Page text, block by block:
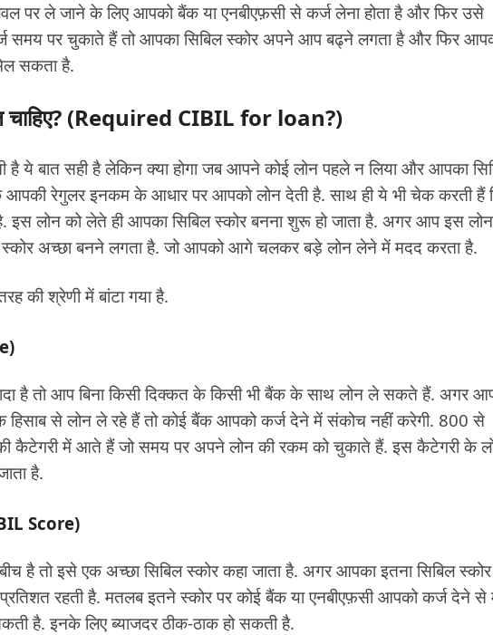
पर ले जाने के लिए आपको बैंक या एनबीएफ़सी से कर्ज लेना होता है और फिर उसे
समय पर चुकाते हैं तो आपका सिबिल स्कोर अपने आप बढ्ने लगता है और फिर
सकता है.
चाहिए? (Required CIBIL for loan?)
है ये बात सही है लेकिन क्या होगा जब आपने कोई लोन पहले न लिया और आपका
आपकी रेगुलर इनकम के आधार पर आपको लोन देती है. साथ ही ये भी चेक करती हैं
इस लोन को लेते ही आपका सिबिल स्कोर बनना शुरू हो जाता है. अगर आप इस
अच्छा बनने लगता है. जो आपको आगे चलकर बड़े लोन लेने में मदद करता है.
की श्रेणी में बांटा गया है.
है तो आप बिना किसी दिक्कत के किसी भी बैंक के साथ लोन ले सकते हैं. अगर
से लोन ले रहे हैं तो कोई बैंक आपको कर्ज देने में संकोच नहीं करेगी. 800 से
की कैटेगरी में आते हैं जो समय पर अपने लोन की रकम को चुकाते हैं. इस कैटेगरी के
है.
Score)
है तो इसे एक अच्छा सिबिल स्कोर कहा जाता है. अगर आपका इतना सिबिल
रहती है. मतलब इतने स्कोर पर कोई बैंक या एनबीएफ़सी आपको कर्ज देने से
है. इनके लिए ब्याजदर ठीक-ठाक हो सकती है.